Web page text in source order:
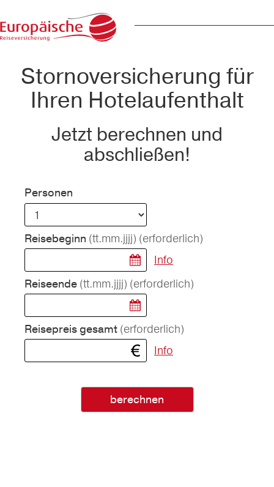
Stornoversicherung für
Ihren Hotelaufenthalt
Jetzt berechnen und
abschließen!
Personen
Reisebeginn (tt.mm.jjjj) (erforderlich)
Info
Reiseende (tt.mm.jjjj) (erforderlich)
Reisepreis gesamt (erforderlich)
Info
berechnen